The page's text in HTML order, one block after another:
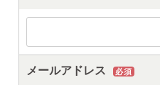
メールアドレス 必須